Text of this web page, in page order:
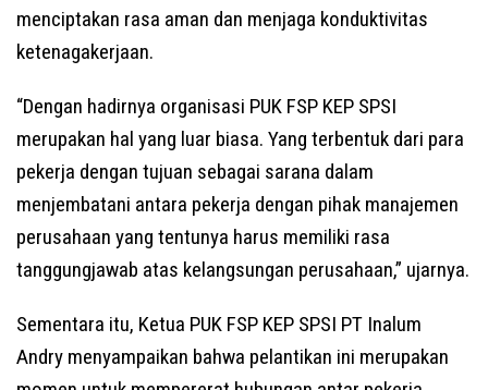
menciptakan rasa aman dan menjaga konduktivitas
ketenagakerjaan.
“Dengan hadirnya organisasi PUK FSP KEP SPSI
merupakan hal yang luar biasa. Yang terbentuk dari para
pekerja dengan tujuan sebagai sarana dalam
menjembatani antara pekerja dengan pihak manajemen
perusahaan yang tentunya harus memiliki rasa
tanggungjawab atas kelangsungan perusahaan,” ujarnya.
Sementara itu, Ketua PUK FSP KEP SPSI PT Inalum
Andry menyampaikan bahwa pelantikan ini merupakan